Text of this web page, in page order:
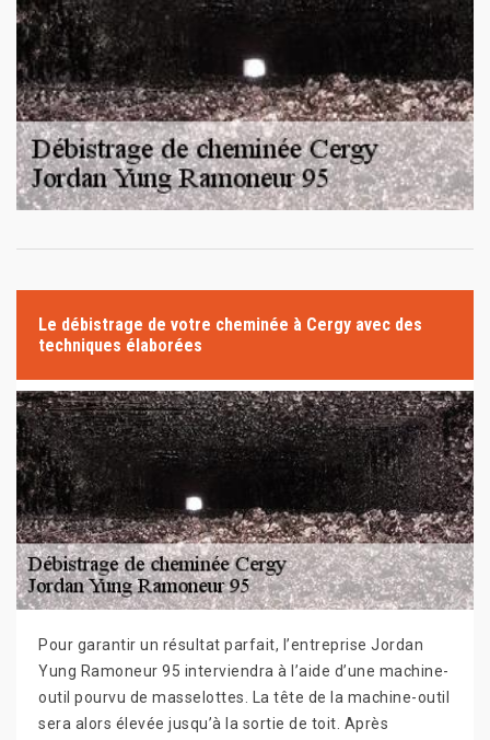
Le débistrage de votre cheminée à Cergy avec des
techniques élaborées
Pour garantir un résultat parfait, l’entreprise Jordan
Yung Ramoneur 95 interviendra à l’aide d’une machine-
outil pourvu de masselottes. La tête de la machine-outil
sera alors élevée jusqu’à la sortie de toit. Après